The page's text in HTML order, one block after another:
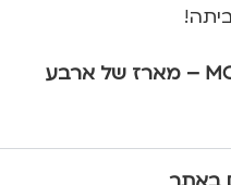
ברכישה של מפיץ ריח MOODO – מארז של ארבע